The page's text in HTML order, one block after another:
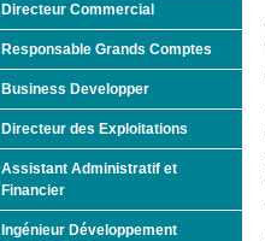
Directeur Commercial
Responsable Grands Comptes
Business Developper
Directeur des Exploitations
Assistant Administratif et
Financier
Ingénieur Développement